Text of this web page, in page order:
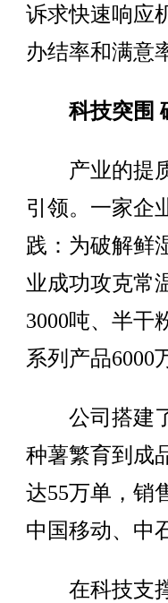
诉求快速响应
办结率和满意
科技突围
产业的提质
引领。一家企
践：为破解鲜
业成功攻克常
3000吨、半干
系列产品6000
公司搭建了
种薯繁育到成
达55万单，销
中国移动、中
在科技支撑